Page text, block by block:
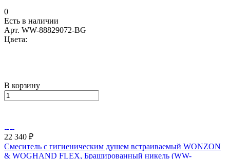
0
Есть в наличии
Арт. WW-88829072-BG
Цвета:
В корзину
22 340 ₽
Смеситель с гигиеническим душем встраиваемый WONZON
& WOGHAND FLEX, Брашированный никель (WW-